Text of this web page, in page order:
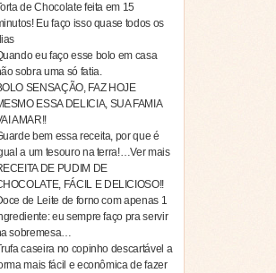
de Chocolate feita em 15
Eu faço isso quase todos os
eu faço esse bolo em casa
sobra uma só fatia.
SENSAÇÃO, FAZ HOJE
ESSA DELICIA, SUA FAMIA
AMAR!!
bem essa receita, por que é
a um tesouro na terra!…Ver mais
DE PUDIM DE
FÁCIL E DELICIOSO!!
de Leite de forno com apenas 1
eu sempre faço pra servir
sobremesa…
caseira no copinho descartável a
mais fácil e econômica de fazer